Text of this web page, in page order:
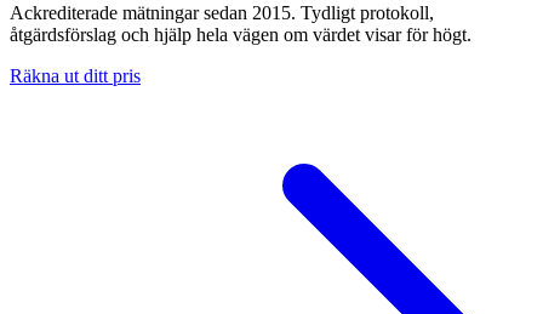
Ackrediterade mätningar sedan 2015. Tydligt protokoll,
åtgärdsförslag och hjälp hela vägen om värdet visar för högt.
Räkna ut ditt pris